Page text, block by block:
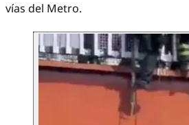
vías del Metro.